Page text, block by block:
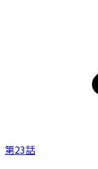
第23話